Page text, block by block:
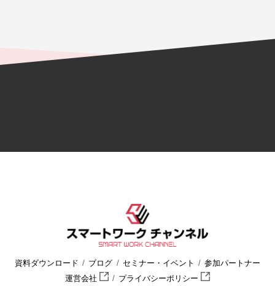
資料ダウンロード ブログ セミナー・イベント
参加パートナー
運営会社
プライバシーポリシー